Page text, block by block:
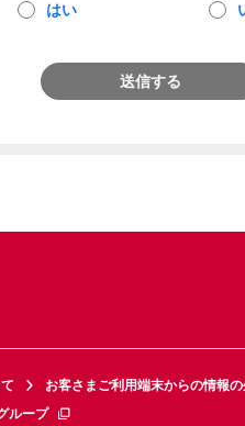
はい
送信する
お客さまご利用端末からの情報
ループ